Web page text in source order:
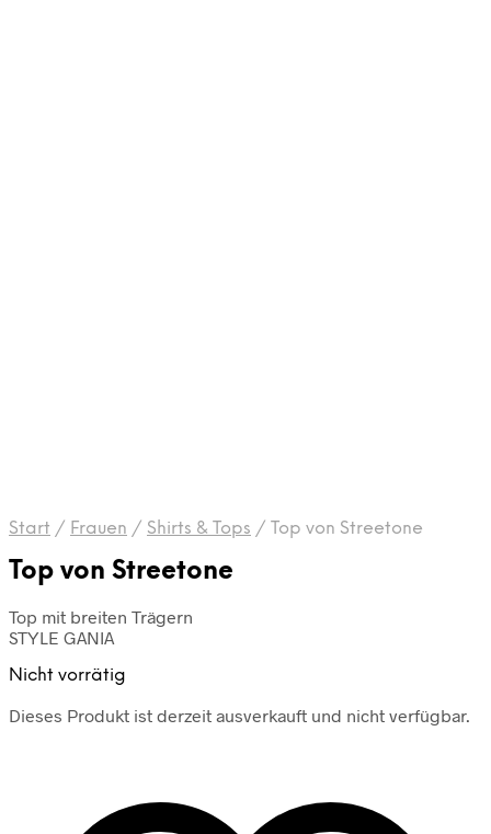
Start / Frauen / Shirts & Tops / Top von Streetone
Top von Streetone
Top mit breiten Trägern
STYLE GANIA
Nicht vorrätig
Dieses Produkt ist derzeit ausverkauft und nicht verfügbar.